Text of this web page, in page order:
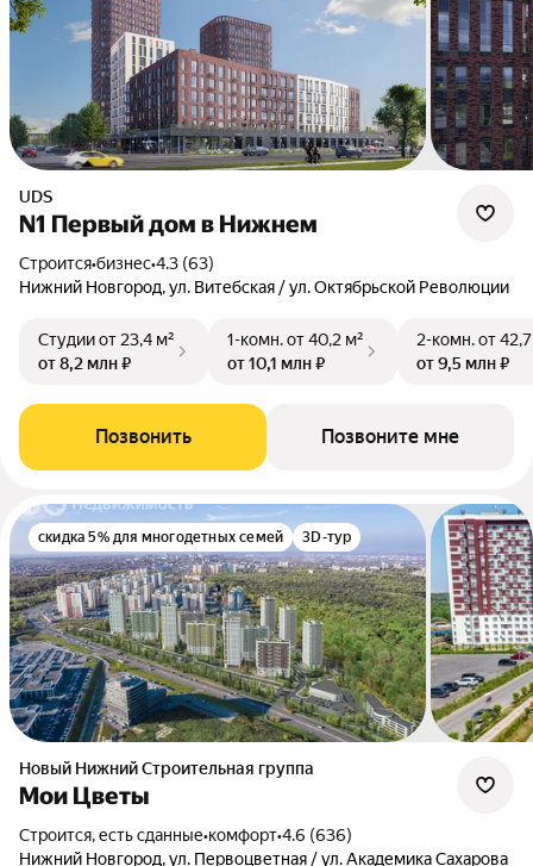
UDS
N1 Первый дом в Нижнем
Строится•бизнес•4.3 (63)
Нижний Новгород, ул. Витебская / ул. Октябрьской Революции
Студииот 23,4 м²
от 8,2 млн ₽
1-комн.от 40,2 м²
от 10,1 млн ₽
2-комн.от
от 9,5 млн ₽
Позвонить Позвоните мне
скидка 5% для многодетных семей 3D-тур
Новый Нижний Строительная группа
Мои Цветы
Строится, есть сданные•комфорт•4.6 (636)
Нижний Новгород, ул. Первоцветная / ул. Академика Сахарова